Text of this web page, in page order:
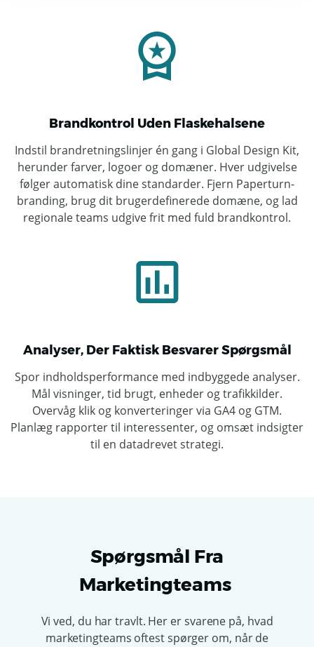
Brandkontrol Uden Flaskehalsene
Indstil brandretningslinjer én gang i Global Design Kit,
herunder farver, logoer og domæner. Hver udgivelse
følger automatisk dine standarder. Fjern Paperturn-
branding, brug dit brugerdefinerede domæne, og lad
regionale teams udgive frit med fuld brandkontrol.
Analyser, Der Faktisk Besvarer Spørgsmål
Spor indholdsperformance med indbyggede analyser.
Mål visninger, tid brugt, enheder og trafikkilder.
Overvåg klik og konverteringer via GA4 og GTM.
Planlæg rapporter til interessenter, og omsæt indsigter
til en datadrevet strategi.
Spørgsmål Fra
Marketingteams
Vi ved, du har travlt. Her er svarene på, hvad
marketingteams oftest spørger om, når de